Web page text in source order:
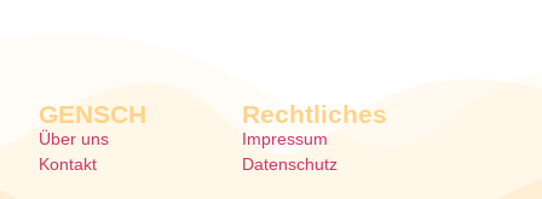
GENSCH
Über uns
Kontakt
Rechtliches
Impressum
Datenschutz